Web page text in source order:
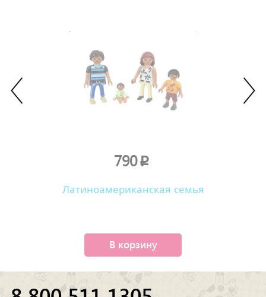
790p
Латиноамериканская семья
В корзину